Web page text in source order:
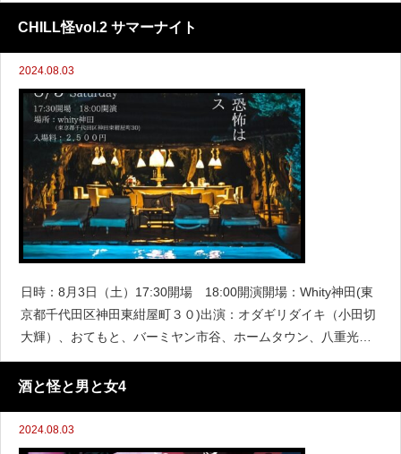
CHILL怪vol.2 サマーナイト
2024.08.03
日時：8月3日（土）17:30開場 18:00開演開場：Whity神田(東
京都千代田区神田東紺屋町３０)出演：オダギリダイキ（小田切
大輝）、おてもと、バーミヤン市谷、ホームタウン、八重光樹
チケット代金：2500円ご予約はこちら！https://twitter.com/ka
酒と怪と男と女4
2024.08.03